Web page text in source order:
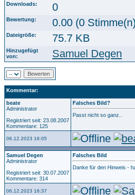
Downloads: 0
Bewertung: 0.00 (0
Dateigröße: 75.7 KB
Hinzugefügt
von:
Samuel Degen
Kommentar:
beate
Administrator
Registriert seit: 23.08.2007
Kommentare: 125
Falsches Bild?
Passt nicht so ganz..
06.12.2023 16:05
Samuel Degen
Administrator
Registriert seit: 30.07.2007
Kommentare: 314
Falsches Bild
Danke für den Hinweis -
06.12.2023 16:37